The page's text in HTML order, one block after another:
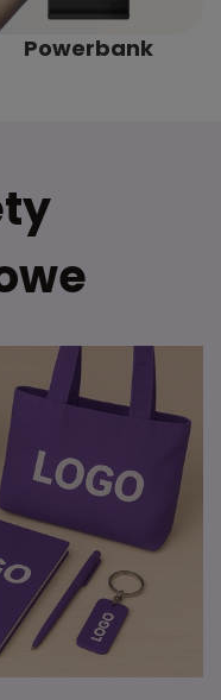
Powerbank